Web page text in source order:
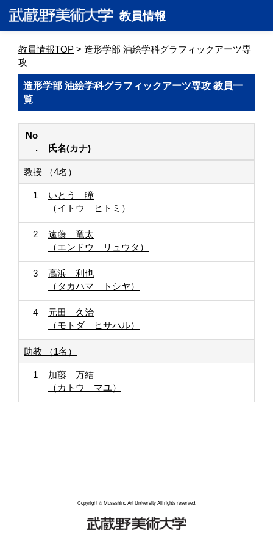
教員情報
教員情報TOP > 造形学部 油絵学科グラフィックアーツ専
攻
造形学部 油絵学科グラフィックアーツ専攻 教員一
覧
No
.
氏名(カナ)
教授 （4名）
1
いとう 瞳
（イトウ ヒトミ）
2
遠藤 竜太
（エンドウ リュウタ）
3
高浜 利也
（タカハマ トシヤ）
4
元田 久治
（モトダ ヒサハル）
助教 （1名）
1
加藤 万結
（カトウ マユ）
Copyright © Musashino Art University All rights reserved.